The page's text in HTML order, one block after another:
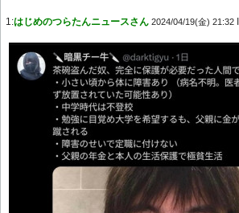
1:はじめのつらたんニュースさん 2024/04/19(金) 21:32